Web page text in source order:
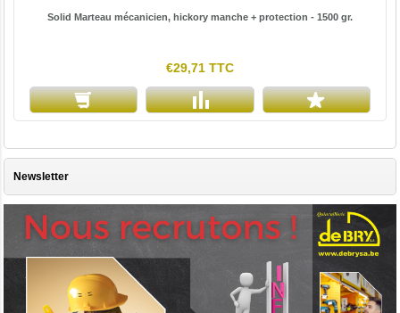
Solid Marteau mécanicien, hickory manche + protection - 1500 gr.
€29,71 TTC
Newsletter